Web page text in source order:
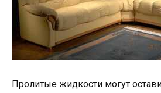
Пролитые жидкости могут